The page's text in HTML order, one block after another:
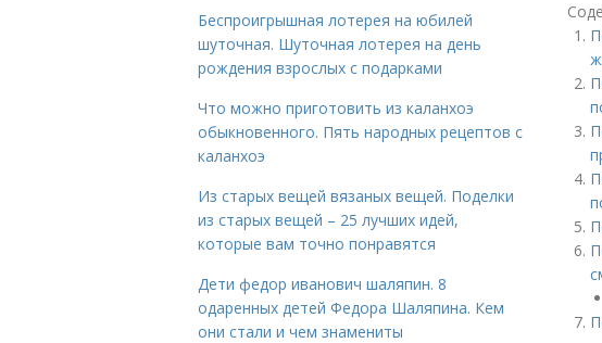
Беспроигрышная лотерея на юбилей
шуточная. Шуточная лотерея на день
рождения взрослых с подарками
Что можно приготовить из каланхоэ
обыкновенного. Пять народных рецептов с
каланхоэ
Из старых вещей вязаных вещей. Поделки
из старых вещей – 25 лучших идей,
которые вам точно понравятся
Дети федор иванович шаляпин. 8
одаренных детей Федора Шаляпина. Кем
они стали и чем знамениты